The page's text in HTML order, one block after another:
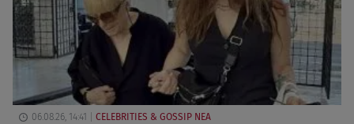
06.08.26, 14:41 CELEBRITIES & GOSSIP ΝΕΑ